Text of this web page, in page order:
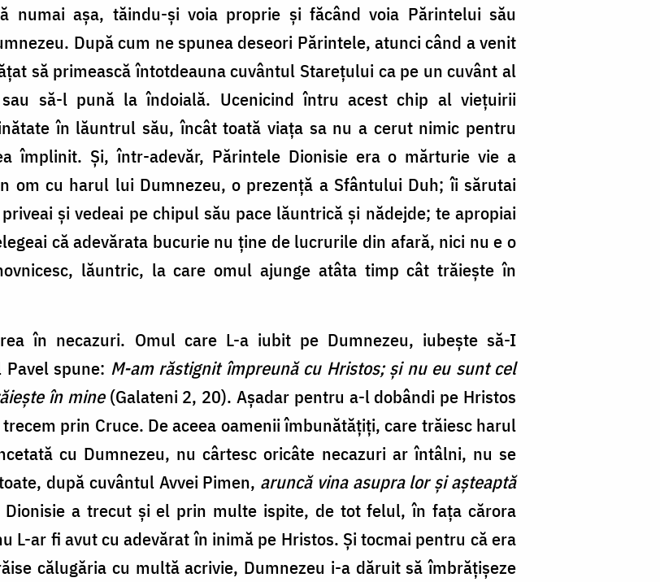
numai aşa, tăindu-şi voia proprie şi făcând voia Părintelui său
După cum ne spunea deseori Părintele, atunci când a venit
să primească întotdeauna cuvântul Stareţului ca pe un cuvânt al
să-l pună la îndoială. Ucenicind întru acest chip al vieţuirii
în lăuntrul său, încât toată viaţa sa nu a cerut nimic pentru
împlinit. Şi, într-adevăr, Părintele Dionisie era o mărturie vie a
om cu harul lui Dumnezeu, o prezenţă a Sfântului Duh; îi sărutai
şi vedeai pe chipul său pace lăuntrică şi nădejde; te apropiai
că adevărata bucurie nu ţine de lucrurile din afară, nici nu e o
lăuntric, la care omul ajunge atâta timp cât trăieşte în
în necazuri. Omul care L-a iubit pe Dumnezeu, iubeşte să-I
spune: M-am răstignit împreună cu Hristos; şi nu eu sunt cel
în mine (Galateni 2, 20). Aşadar pentru a-l dobândi pe Hristos
prin Cruce. De aceea oamenii îmbunătăţiţi, care trăiesc harul
cu Dumnezeu, nu cârtesc oricâte necazuri ar întâlni, nu se
după cuvântul Avvei Pimen, aruncă vina asupra lor şi aşteaptă
Dionisie a trecut şi el prin multe ispite, de tot felul, în faţa cărora
L-ar fi avut cu adevărat în inimă pe Hristos. Şi tocmai pentru că era
călugăria cu multă acrivie, Dumnezeu i-a dăruit să îmbrăţişeze